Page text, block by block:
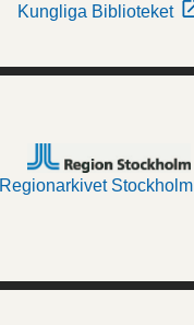
Kungliga Biblioteket
Regionarkivet Stockholm